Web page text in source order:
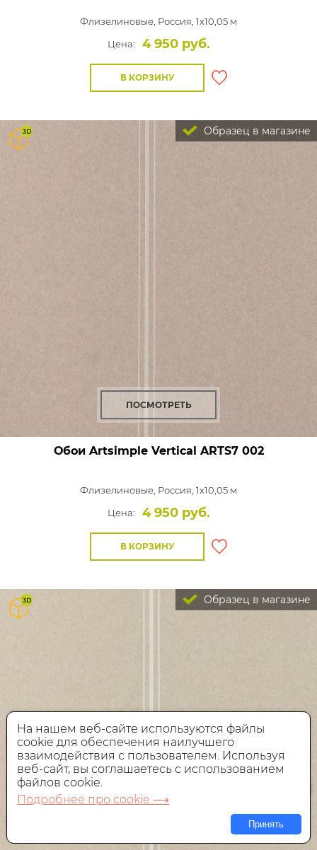
Флизелиновые, Россия, 1x10,05 м
Цена:
4 950 руб.
В КОРЗИНУ
Образец в магазине
ПОСМОТРЕТЬ
Обои Artsimple Vertical ARTS7 002
Флизелиновые, Россия, 1x10,05 м
Цена:
4 950 руб.
В КОРЗИНУ
Образец в магазине
На нашем веб-сайте используются файлы
cookie для обеспечения наилучшего
взаимодействия с пользователем. Используя
веб-сайт, вы соглашаетесь с использованием
файлов cookie.
Подробнее про cookie ⟶
Принять